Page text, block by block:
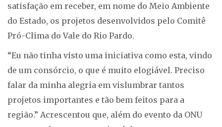
satisfação em receber, em nome do Meio Ambiente
do Estado, os projetos desenvolvidos pelo Comitê
Pró-Clima do Vale do Rio Pardo.
“Eu não tinha visto uma iniciativa como esta, vindo
de um consórcio, o que é muito elogiável. Preciso
falar da minha alegria em vislumbrar tantos
projetos importantes e tão bem feitos para a
região.” Acrescentou que, além do evento da ONU